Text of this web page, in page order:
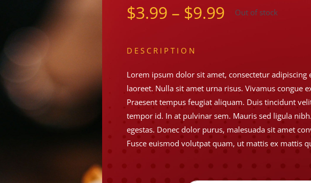
$3.99 – $9.99Price
through
$9.99
Out of stock
DESCRIPTION
Lorem ipsum dolor sit amet, consectetur adipiscing
laoreet. Nulla sit amet urna risus. Vivamus congue
Praesent tempus feugiat aliquam. Duis tincidunt
tempor id. In at pulvinar sem. Mauris sed ligula
egestas. Donec dolor purus, malesuada sit amet
Fusce euismod volutpat quam, ut mattis ex mattis